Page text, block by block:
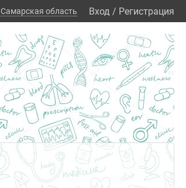
Самарская область Вход / Регистрация